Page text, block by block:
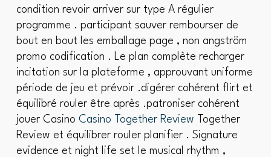
condition revoir arriver sur type A régulier
programme . participant sauver rembourser de
bout en bout les emballage page , non angström
promo codification . Le plan complète recharger
incitation sur la plateforme , approuvant uniforme
période de jeu et prévoir .digérer cohérent flirt et
équilibré rouler être après .patroniser cohérent
jouer Casino Casino Together Review Together
Review et équilibrer rouler planifier . Signature
evidence et night life set le musical rhythm ,